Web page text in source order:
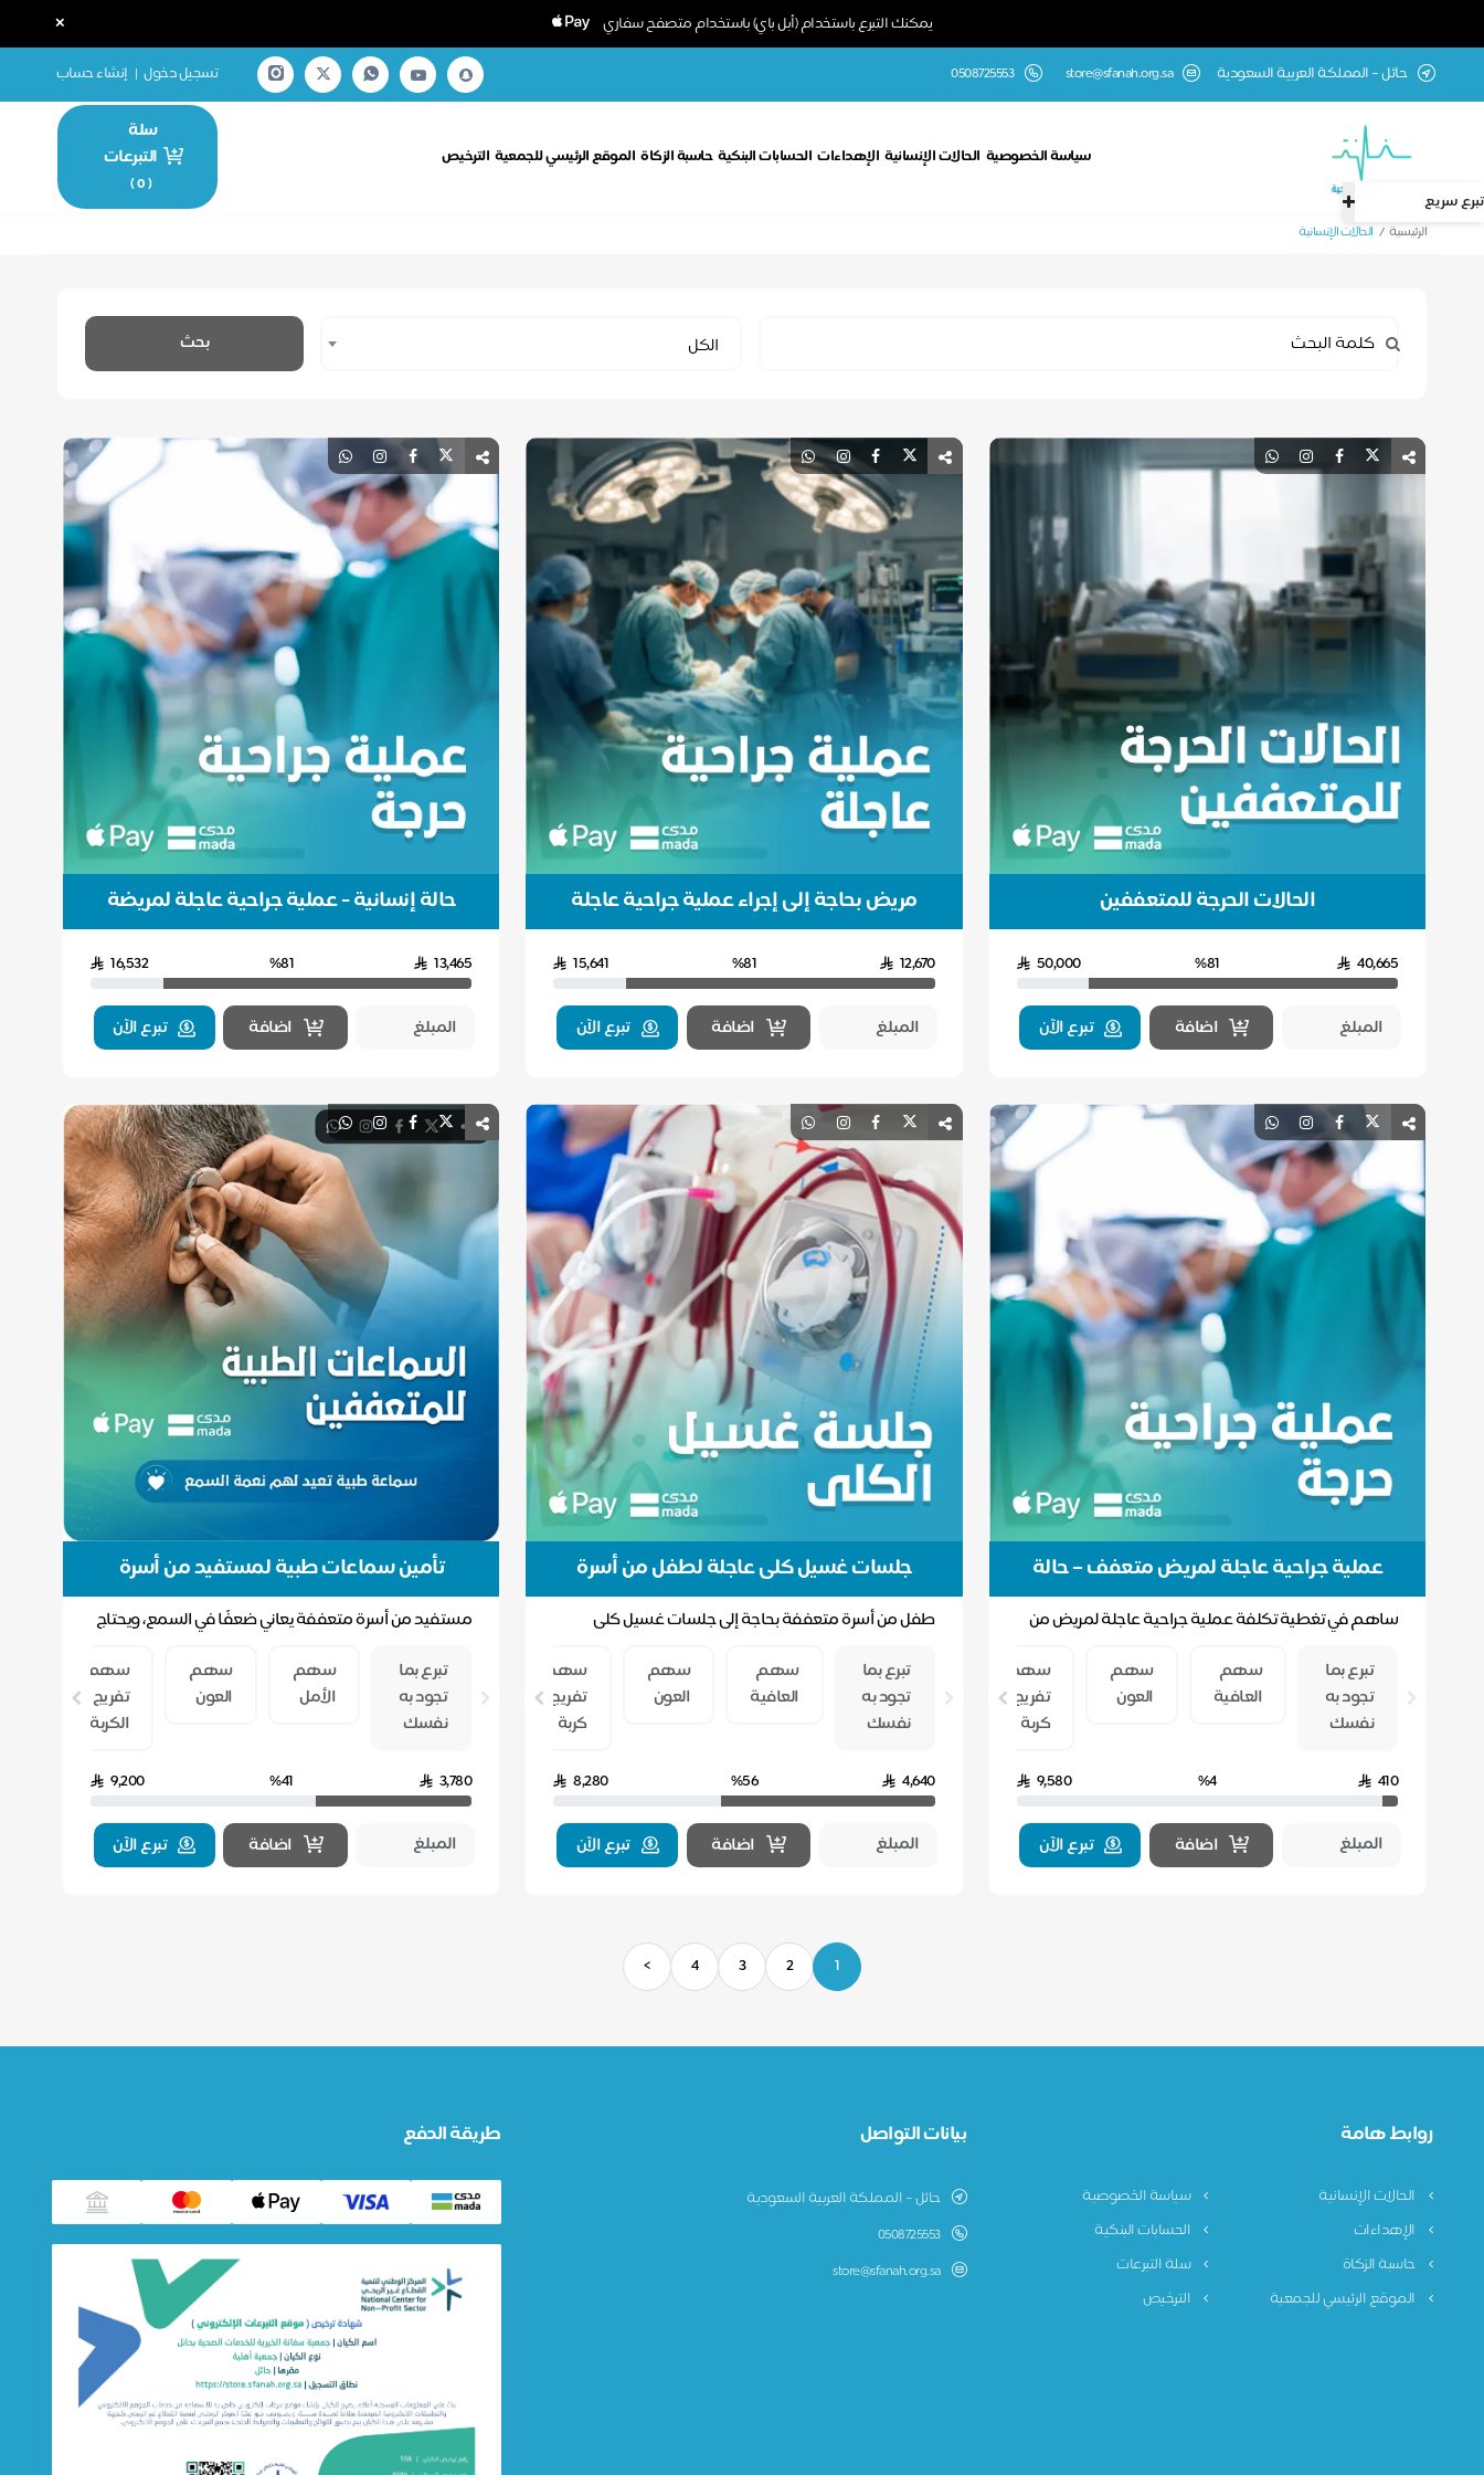
يمكنك التبرع باستخدام (أبل باي) باستخدام متصفح سفاري ×
تبرع سريع
حائل – المملكة العربية السعودية store@sfanah.org.sa
0508725553 تسجيل دخول | إنشاء حساب
سياسة الخصوصية الحالات الإنسانية الإهداءات الحسابات البنكية حاسبة الزكاة الموقع الرئيسي للجمعية الترخيص
سلة
التبرعات
(
0
)
الرئيسية الحالات الإنسانية
Category
الكل بحث
الحالات الحرجة للمتعففين
40,665
%81
50,000
اضافة تبرع الآن
مريض بحاجة إلى إجراء عملية جراحية عاجلة
12,670
%81
15,641
اضافة تبرع الآن
حالة إنسانية - عملية جراحية عاجلة لمريضة
13,465
%81
16,532
اضافة تبرع الآن
عملية جراحية عاجلة لمريض متعفف – حالة
حرجة رقم (96)
ساهم في تغطية تكلفة عملية جراحية عاجلة لمريض من
تبرع بما
تجود به
نفسك
سهم
العافية
سهم
العون
سهم
تفريج
كربة
سهم
المريض
410
%4
9,580
اضافة تبرع الآن
جلسات غسيل كلى عاجلة لطفل من أسرة
متعففة - حالة حرجة رقم (97)
طفل من أسرة متعففة بحاجة إلى جلسات غسيل كلى
ريال...تبرع بما
تجود به
نفسك
سهم
العافية
سهم
العون
سهم
تفريج
كربة
سهم
المريض
4,640
%56
8,280
اضافة تبرع الآن
تأمين سماعات طبية لمستفيد من أسرة
متعففة - حالة حرجة (98)
مستفيد من أسرة متعففة يعاني ضعفًا في السمع، ويحتاج
تبرع بما
تجود به
نفسك
سهم
الأمل
سهم
العون
سهم
تفريج
الكربة
3,780
%41
9,200
اضافة تبرع الآن
1
2
3
4
>
روابط هامة
الحالات الإنسانية
سياسة الخصوصية
الإهداءات
الحسابات البنكية
حاسبة الزكاة
سلة التبرعات
الموقع الرئيسي للجمعية
الترخيص
بيانات التواصل
حائل – المملكة العربية السعودية
0508725553
store@sfanah.org.sa
طريقة الدفع